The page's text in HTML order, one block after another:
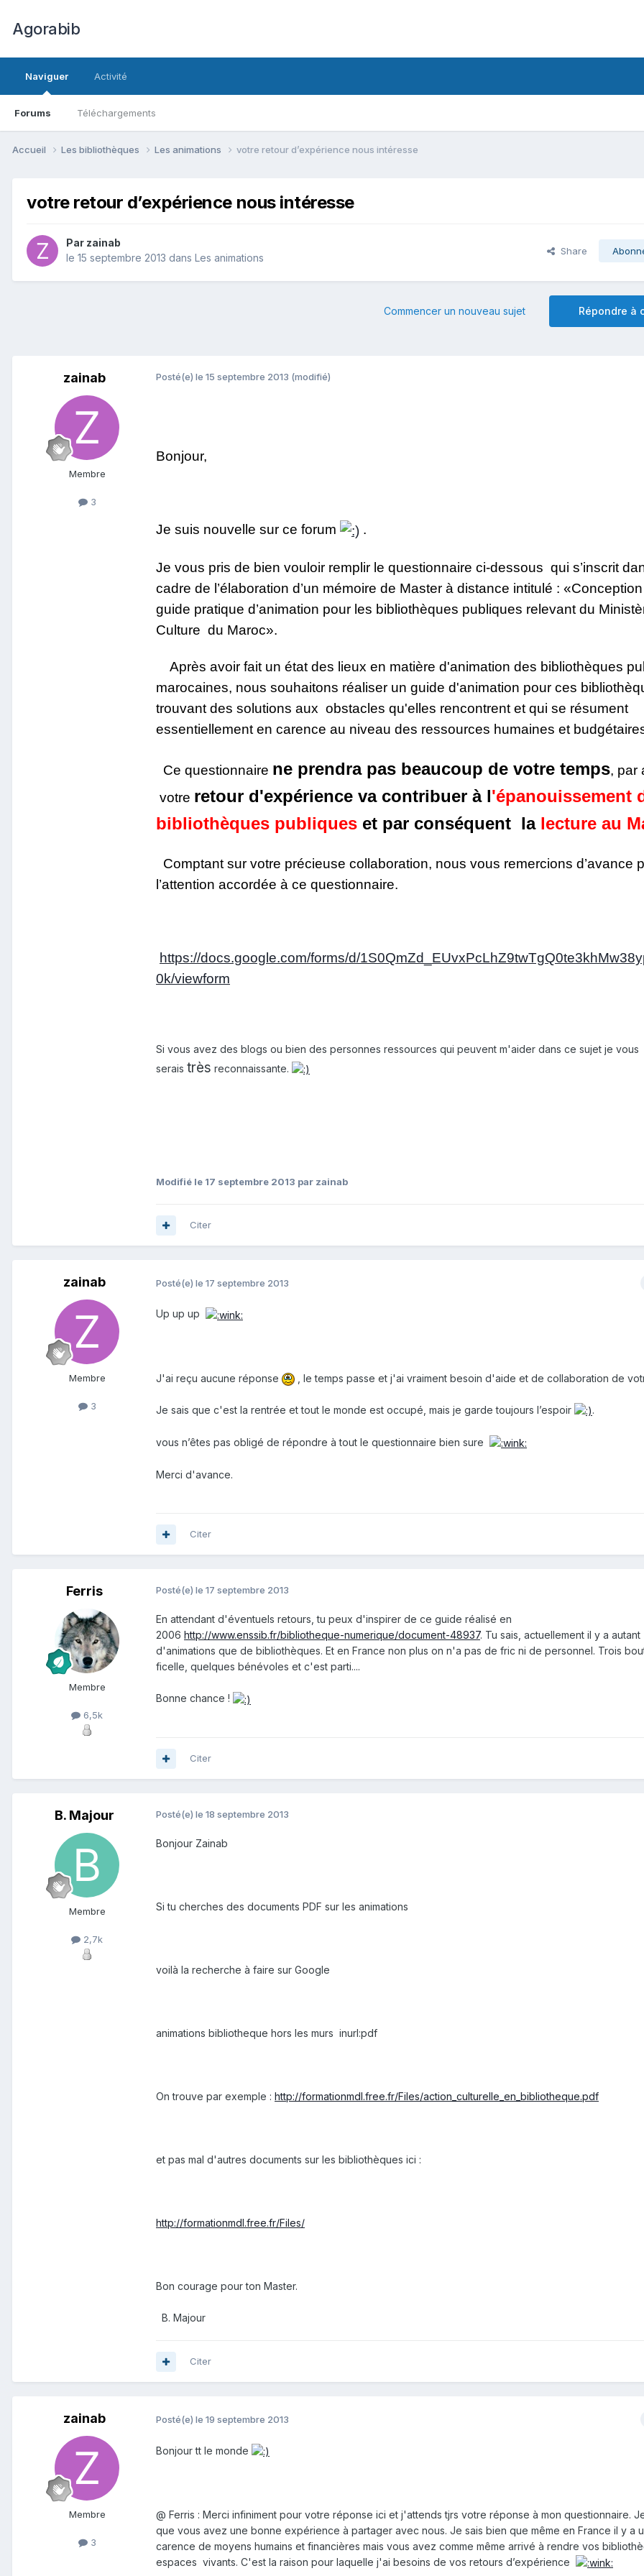
Agorabib
Naviguer
Forums Téléchargements
Activité
Accueil Les bibliothèques Les animations votre retour d’expérience nous intéresse
votre retour d’expérience nous intéresse
Par zainab
le 15 septembre 2013 dans Les animations
Share
Répondre à
Commencer un nouveau sujet
zainab
Membre
3
Posté(e) le 15 septembre 2013 (modifié)
Bonjour,
Je suis nouvelle sur ce forum .
Je vous pris de bien vouloir remplir le questionnaire ci-dessous qui s’inscrit
cadre de l’élaboration d’un mémoire de Master à distance intitulé : «Conception
guide pratique d’animation pour les bibliothèques publiques relevant du
Culture du Maroc».
Après avoir fait un état des lieux en matière d'animation des bibliothèques
marocaines, nous souhaitons réaliser un guide d'animation pour ces
trouvant des solutions aux obstacles qu'elles rencontrent et qui se résument
essentiellement en carence au niveau des ressources humaines et
Ce questionnaire ne prendra pas beaucoup de votre temps, par
votre retour d'expérience va contribuer à l'épanouissement
bibliothèques publiques et par conséquent la lecture au
Comptant sur votre précieuse collaboration, nous vous remercions d’avance
l’attention accordée à ce questionnaire.
https://docs.google.com/forms/d/
0k/viewform
Si vous avez des blogs ou bien des personnes ressources qui peuvent m'aider dans ce sujet je vous
serais très reconnaissante.
Modifié le 17 septembre 2013 par zainab
Citer
zainab
Membre
3
Posté(e) le 17 septembre 2013
Up up up
J'ai reçu aucune réponse , le temps passe et j'ai vraiment besoin d'aide et de collaboration de
Je sais que c'est la rentrée et tout le monde est occupé, mais je garde toujours l’espoir .
vous n’êtes pas obligé de répondre à tout le questionnaire bien sure
Merci d'avance.
Citer
Ferris
Membre
6,5k
Posté(e) le 17 septembre 2013
En attendant d'éventuels retours, tu peux d'inspirer de ce guide réalisé en
2006 http://www.enssib.fr/bibliotheque-numerique/document-48937. Tu sais, actuellement il y a autant
d'animations que de bibliothèques. Et en France non plus on n'a pas de fric ni de personnel. Trois
ficelle, quelques bénévoles et c'est parti....
Bonne chance !
Citer
B. Majour
Membre
2,7k
Posté(e) le 18 septembre 2013
Bonjour Zainab
Si tu cherches des documents PDF sur les animations
voilà la recherche à faire sur Google
animations bibliotheque hors les murs inurl:pdf
On trouve par exemple : http://formationmdl.free.fr/Files/action_culturelle_en_bibliotheque.pdf
et pas mal d'autres documents sur les bibliothèques ici :
http://formationmdl.free.fr/Files/
Bon courage pour ton Master.
B. Majour
Citer
zainab
Membre
3
Posté(e) le 19 septembre 2013
Bonjour tt le monde
@ Ferris : Merci infiniment pour votre réponse ici et j'attends tjrs votre réponse à mon questionnaire.
que vous avez une bonne expérience à partager avec nous. Je sais bien que même en France il y a
carence de moyens humains et financières mais vous avez comme même arrivé à rendre vos
espaces vivants. C'est la raison pour laquelle j'ai besoins de vos retours d’expérience